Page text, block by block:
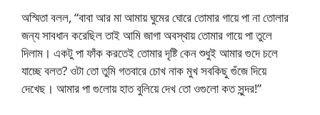
অস্মিতা বলল, “বাবা আর মা আমায় ঘুমের ঘোরে তোমার গায়ে পা না তোলার
জন্য সাবধান করেছিল তাই আমি জাগা অবস্থায় তোমার গায়ে পা তুলে
দিলাম। একটু পা ফাঁক করতেই তোমার দৃষ্টি কেন শুধুই আমার গুদে চলে
যাচ্ছে বলত? ওটা তো তুমি গতবারে চোখ নাক মুখ সবকিছু গুঁজে দিয়ে
দেখেছ। আমার পা গুলোয় হাত বুলিয়ে দেখ তো ওগুলো কত সুন্দর!”